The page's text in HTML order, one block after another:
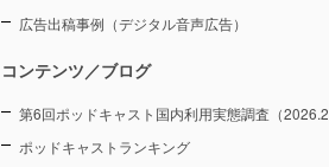
広告出稿事例（デジタル音声広告）
コンテンツ／ブログ
第6回ポッドキャスト国内利用実態調査（2026.2
ポッドキャストランキング